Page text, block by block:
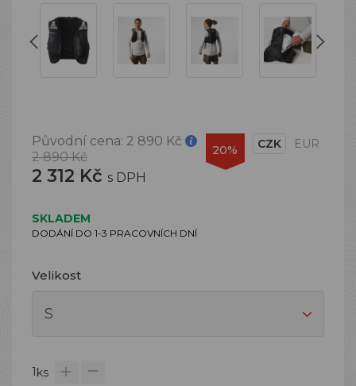
Původní cena: 2 890 Kč
2 890 Kč
2 312 Kč s DPH
20% CZK EUR
SKLADEM
DODÁNÍ DO 1-3 PRACOVNÍCH DNÍ
Velikost
1ks